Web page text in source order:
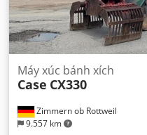
Zimmern ob Rottweil
9.557 km
Máy xúc bánh xích
Case CX330